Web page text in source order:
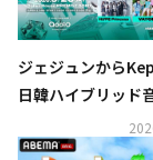
ジェジュンから
日韓ハイブリッド
全出演アーティス